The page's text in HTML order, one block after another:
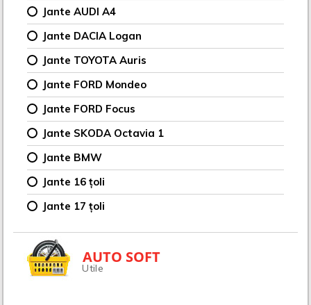
Jante AUDI A4
Jante DACIA Logan
Jante TOYOTA Auris
Jante FORD Mondeo
Jante FORD Focus
Jante SKODA Octavia 1
Jante BMW
Jante 16 țoli
Jante 17 țoli
AUTO SOFT
Utile